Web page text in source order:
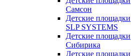
Самсон
Детские площадки
SLP SYSTEMS
Детские площадки
Сибирика
Детские площадки